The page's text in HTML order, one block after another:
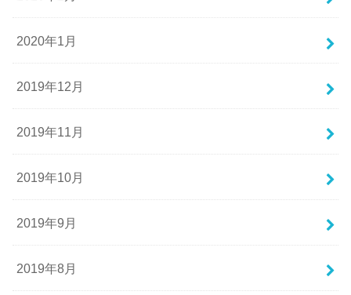
2020年1月
2019年12月
2019年11月
2019年10月
2019年9月
2019年8月